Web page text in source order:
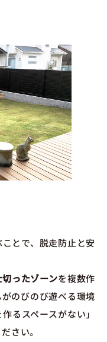
とで、脱走防止と安
ったゾーンを複数作
のびのび遊べる環境
るスペースがない」
さい。